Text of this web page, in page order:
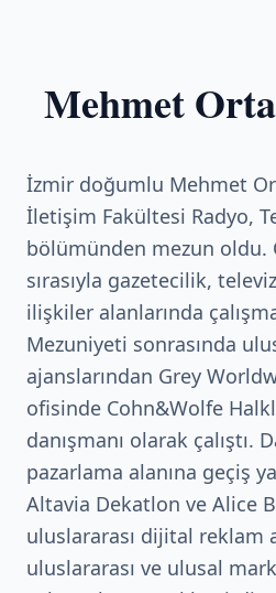
Mehmet
İzmir doğumlu Mehmet
İletişim Fakültesi Radyo,
bölümünden mezun oldu.
sırasıyla gazetecilik,
ilişkiler alanlarında
Mezuniyeti sonrasında
ajanslarından Grey
ofisinde Cohn&Wolfe
danışmanı olarak çalıştı.
pazarlama alanına geçiş
Altavia Dekatlon ve Alice
uluslararası dijital reklam
uluslararası ve ulusal